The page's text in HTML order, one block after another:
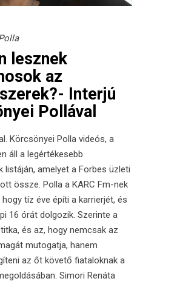
lesznek
az
Interjú
Pollával
Körcsönyei Polla videós, a
áll a legértékesebb
listáján, amelyet a Forbes üzleti
össze. Polla a KARC Fm-nek
tíz éve építi a karrierjét, és
16 órát dolgozik. Szerinte a
és az, hogy nemcsak az
mutogatja, hanem
az őt követő fiataloknak a
Simori Renáta